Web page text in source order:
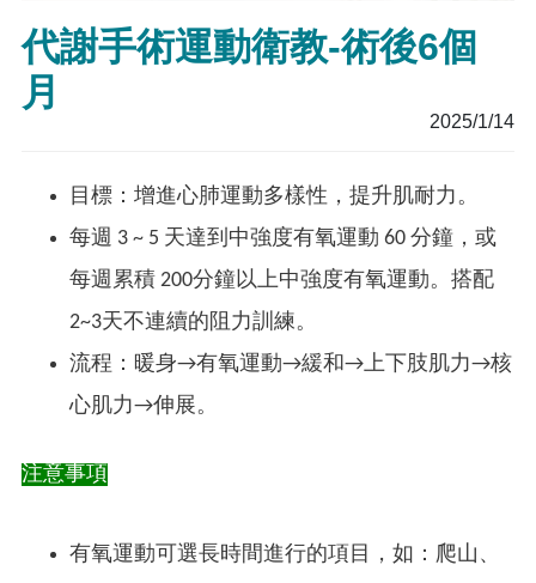
代謝手術運動衛教-術後6個
月
2025/1/14
目標：增進心肺運動多樣性，提升肌耐力。
每週 3 ~ 5 天達到中強度有氧運動 60 分鐘，或
每週累積 200分鐘以上中強度有氧運動。搭配
2~3天不連續的阻力訓練。
流程：暖身→有氧運動→緩和→上下肢肌力→核
心肌力→伸展。
注意事項
有氧運動可選長時間進行的項目，如：爬山、